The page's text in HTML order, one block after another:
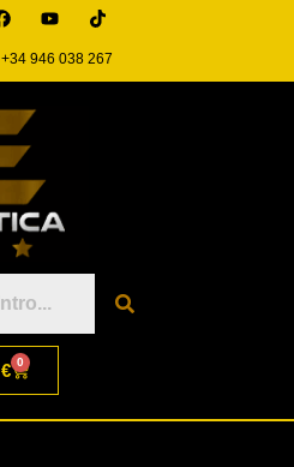
+34 946 038 267
€ 0